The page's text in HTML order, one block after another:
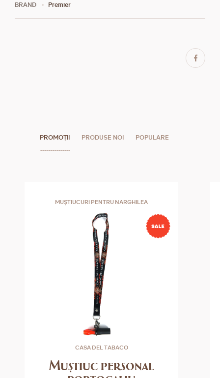
BRAND Premier
PROMOȚII PRODUSE NOI POPULARE
MUȘTIUCURI PENTRU NARGHILEA
CASA DEL TABACO
Muștiuc personal